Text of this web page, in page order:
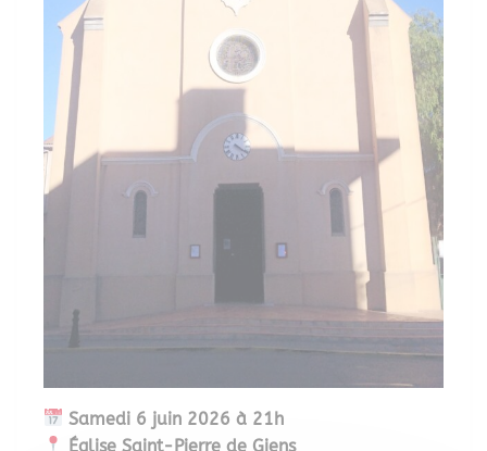
Samedi 6 juin 2026 à 21h
Église Saint-Pierre de Giens